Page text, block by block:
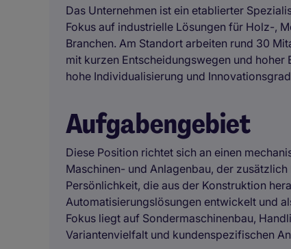
Das Unternehmen ist ein etablierter
Fokus auf industrielle Lösungen für Holz-,
Branchen. Am Standort arbeiten rund 30
mit kurzen Entscheidungswegen und
hohe Individualisierung und
Aufgabengebiet
Diese Position richtet sich an einen
Maschinen- und Anlagenbau, der
Persönlichkeit, die aus der Konstruktion
Automatisierungslösungen entwickelt und
Fokus liegt auf Sondermaschinenbau,
Variantenvielfalt und kundenspezifischen